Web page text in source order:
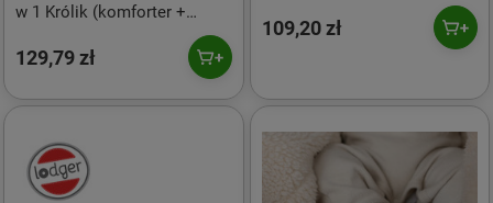
w 1 Królik (komforter +
gryzak + buciki) niebieski
Lapinoo
129,79 zł
kolekcja Lapinoo
109,20 zł